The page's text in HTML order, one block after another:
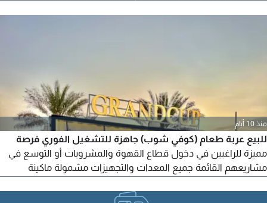
منذ 10 أيام
للبيع عربة طعام (كوفي شوب) جاهزة للتشغيل الفوري فرصة
مميزة للراغبين في دخول قطاع القهوة والمشروبات أو التوسع في
مشاريعهم القائمة جميع المعدات والتجهيزات مشمولة ماكينة
مجهزة جاهزة للعمل مباشرة دون الحاجة لأي تجهيزات اضافية